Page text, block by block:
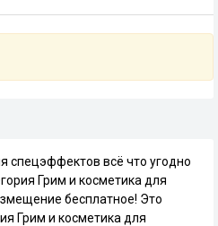
спецэффектов всё что угодно
Грим и косметика для
бесплатное! Это
Грим и косметика для